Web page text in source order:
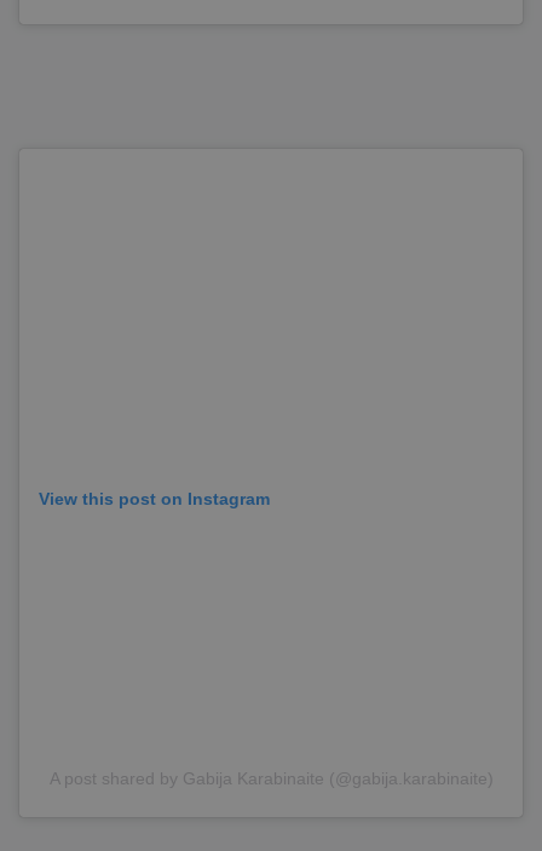
View this post on Instagram
A post shared by Gabija Karabinaite (@gabija.karabinaite)